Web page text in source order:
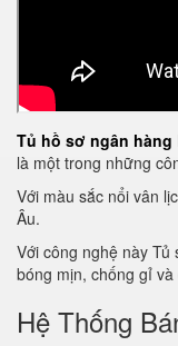
Tủ hồ sơ ngân hàng
là một trong những
Với màu sắc nổi vân
Âu.
Với công nghệ này
bóng mịn, chống gỉ
Hệ Thống